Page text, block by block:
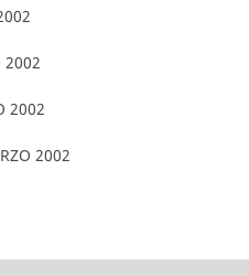
2002
2002
2002